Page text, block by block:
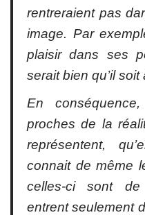
rentreraient pas
image. Par
plaisir dans ses
serait bien qu’il soit
En
proches de la
représentent,
connait de même
celles-ci sont
entrent seulement